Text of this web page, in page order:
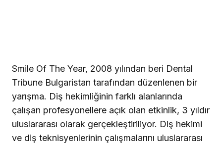
Smile Of The Year, 2008 yılından beri Dental
Tribune Bulgaristan tarafından düzenlenen bir
yarışma. Diş hekimliğinin farklı alanlarında
çalışan profesyonellere açık olan etkinlik, 3 yıldır
uluslararası olarak gerçekleştiriliyor. Diş hekimi
ve diş teknisyenlerinin çalışmalarını uluslararası